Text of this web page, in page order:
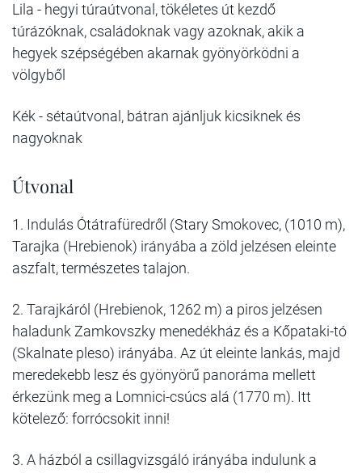
Lila - hegyi túraútvonal, tökéletes út kezdő
túrázóknak, családoknak vagy azoknak, akik a
hegyek szépségében akarnak gyönyörködni a
völgyből
Kék- sétaútvonal, bátran ajánljuk kicsiknek és
nagyoknak
Útvonal
1. Indulás Ótátrafüredről (Stary Smokovec, (1010 m),
Tarajka (Hrebienok) irányába a zöld jelzésen eleinte
aszfalt, természetes talajon.
2. Tarajkáról (Hrebienok, 1262 m) a piros jelzésen
haladunk Zamkovszky menedékház és a Kőpataki-tó
(Skalnate pleso) irányába. Az út eleinte lankás, majd
meredekebb lesz és gyönyörű panoráma mellett
érkezünk meg a Lomnici-csúcs alá (1770 m). Itt
kötelező: forrócsokit inni!
3. A házból a csillagvizsgáló irányába indulunk a